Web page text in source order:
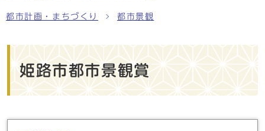
都市計画・まちづくり 都市景観
姫路市都市景観賞
メインメニュー